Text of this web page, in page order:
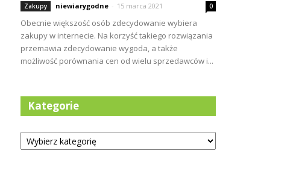
Zakupy niewiarygodne - 15 marca 2021 0
Obecnie większość osób zdecydowanie wybiera
zakupy w internecie. Na korzyść takiego rozwiązania
przemawia zdecydowanie wygoda, a także
możliwość porównania cen od wielu sprzedawców i...
Kategorie
Kategorie